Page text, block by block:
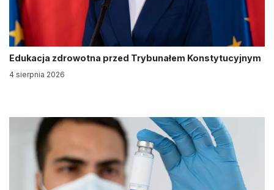
Edukacja zdrowotna przed Trybunałem Konstytucyjnym
4 sierpnia 2026